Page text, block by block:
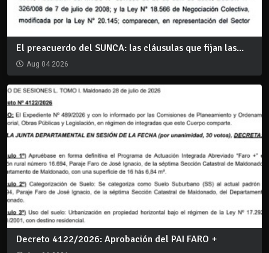
El preacuerdo del SUNCA: las cláusulas que fijan las...
Aug 04 2026
Decreto 4122/2026: Aprobación del PAI FARO +